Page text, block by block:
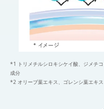
*1 トリメチルシロキシケイ酸、ジメチ
成分
*2 オリーブ葉エキス、ゴレンシ葉エキ